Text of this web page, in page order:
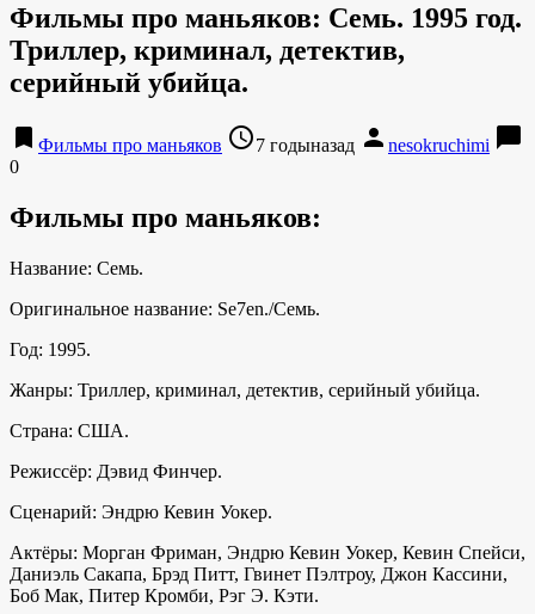
Фильмы про маньяков: Семь. 1995 год.
Триллер, криминал, детектив,
серийный убийца.
bookmark Фильмы про маньяков access_time7 годыназад person nesokruchimi chat_bubble
0
Фильмы про маньяков:
Название: Семь.
Оригинальное название: Se7en./Семь.
Год: 1995.
Жанры: Триллер, криминал, детектив, серийный убийца.
Страна: США.
Режиссёр: Дэвид Финчер.
Сценарий: Эндрю Кевин Уокер.
Актёры: Морган Фриман, Эндрю Кевин Уокер, Кевин Спейси,
Даниэль Сакапа, Брэд Питт, Гвинет Пэлтроу, Джон Кассини,
Боб Мак, Питер Кромби, Рэг Э. Кэти.